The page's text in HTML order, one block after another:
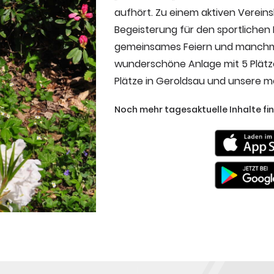
aufhört. Zu einem aktiven
Begeisterung für den sportlichen
gemeinsames Feiern und
wunderschöne Anlage mit 5
Plätze in Geroldsau und unsere
Noch mehr tagesaktuelle Inhalte